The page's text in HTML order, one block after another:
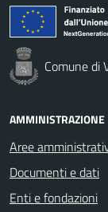
Comune di
AMMINISTRAZIONE
Aree
Documenti e dati
Enti e fondazioni